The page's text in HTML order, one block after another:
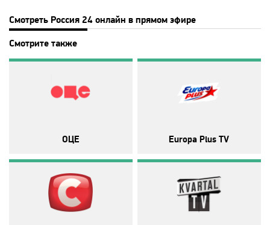
Ani
BBC World News
Boomerang
Bridge TV
Смотреть Россия 24 онлайн в прямом эфире
Смотрите также
ОЦЕ Europa Plus TV